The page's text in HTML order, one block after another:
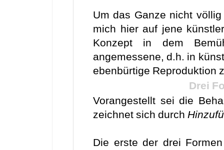
Um das Ganze nicht
mich hier auf jene
Konzept in dem
angemessene, d.h. in
ebenbürtige Reproduktion
Drei
Vorangestellt sei die
zeichnet sich durch
Die erste der drei